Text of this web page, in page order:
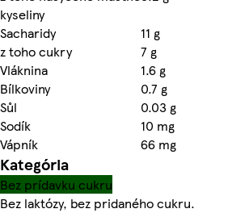
kyseliny
Sacharidy
11 g
z toho cukry
7 g
Vláknina
1.6 g
Bílkoviny
0.7 g
Sůl
0.03 g
Sodík
10 mg
Vápník
66 mg
Kategória
Bez prídavku cukru
Bez laktózy, bez pridaného cukru.